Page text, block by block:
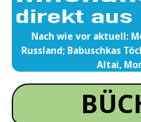
Nach wie vor aktuell:
Russland; Babuschkas
Altai,